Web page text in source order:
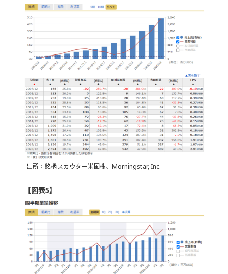
出所：銘柄スカウター米国株、Morningstar, Inc.
【図表5】